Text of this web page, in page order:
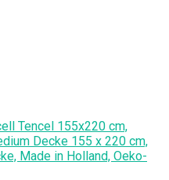
Tencel 155x220 cm,
Decke 155 x 220 cm,
Made in Holland, Oeko-